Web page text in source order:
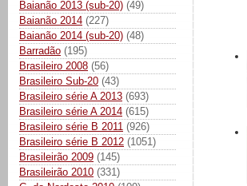
Baianão 2013 (sub-20) (49)
Baianão 2014 (227)
Baianão 2014 (sub-20) (48)
Barradão (195)
Brasileiro 2008 (56)
Brasileiro Sub-20 (43)
Brasileiro série A 2013 (693)
Brasileiro série A 2014 (615)
Brasileiro série B 2011 (926)
Brasileiro série B 2012 (1051)
Brasileirão 2009 (145)
Brasileirão 2010 (331)